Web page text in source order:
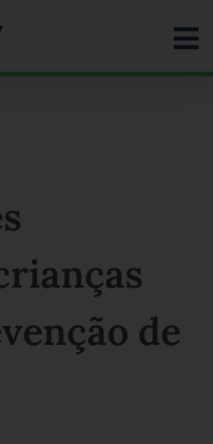
de